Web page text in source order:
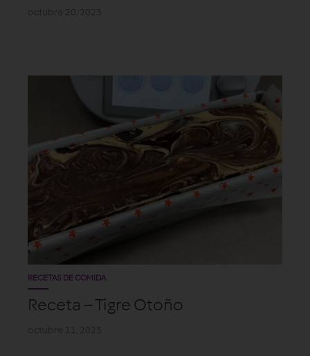
octubre 20, 2023
RECETAS DE COMIDA
Receta – Tigre Otoño
octubre 11, 2023